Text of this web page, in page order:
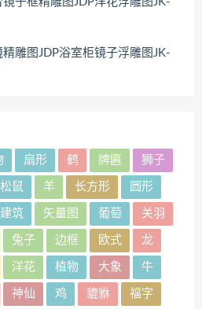
精雕图JDP浴室柜镜子浮雕图JK-
扇形 鹤 牌匾 狮子
松鼠 羊 长方形 圆形
建筑 矢量图 葡萄 关羽
兔子 边框 欧式 龙
洋花 植物 大象 牛
神仙 鸡 貔貅 福字